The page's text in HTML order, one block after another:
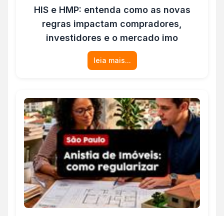
HIS e HMP: entenda como as novas
regras impactam compradores,
investidores e o mercado imo
leia mais...